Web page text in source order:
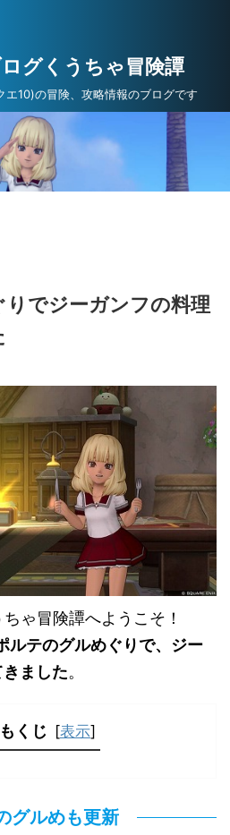
グくうちゃ冒険譚
エ10)の冒険、攻略情報のブログです
でジーガンフの料理
ゃ冒険譚へようこそ！
ルテのグルめぐりで、ジー
ました。
もくじ [表示]
グルめも更新